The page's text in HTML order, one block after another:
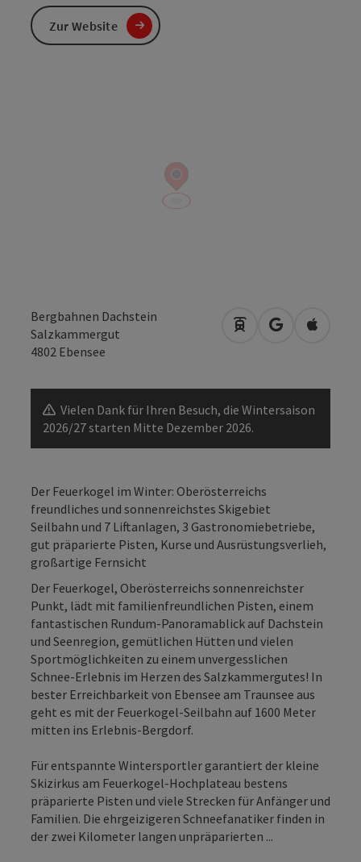
Bergbahnen Dachstein
Salzkammergut
4802 Ebensee
Anreise mit
in Google
in
Vielen Dank für Ihren Besuch, die Wintersaison
2026/27 starten Mitte Dezember 2026.
Der Feuerkogel im Winter: Oberösterreichs
freundliches und sonnenreichstes Skigebiet
Seilbahn und 7 Liftanlagen, 3 Gastronomiebetriebe,
gut präparierte Pisten, Kurse und Ausrüstungsverlieh,
großartige Fernsicht
Der Feuerkogel, Oberösterreichs sonnenreichster
Punkt, lädt mit familienfreundlichen Pisten, einem
fantastischen Rundum-Panoramablick auf Dachstein
und Seenregion, gemütlichen Hütten und vielen
Sportmöglichkeiten zu einem unvergesslichen
Schnee-Erlebnis im Herzen des Salzkammergutes! In
bester Erreichbarkeit von Ebensee am Traunsee aus
geht es mit der Feuerkogel-Seilbahn auf 1600 Meter
mitten ins Erlebnis-Bergdorf.
Für entspannte Wintersportler garantiert der kleine
Skizirkus am Feuerkogel-Hochplateau bestens
präparierte Pisten und viele Strecken für Anfänger und
Familien. Die ehrgeizigeren Schneefanatiker finden in
der zwei Kilometer langen unpräparierten ...
Zur Website